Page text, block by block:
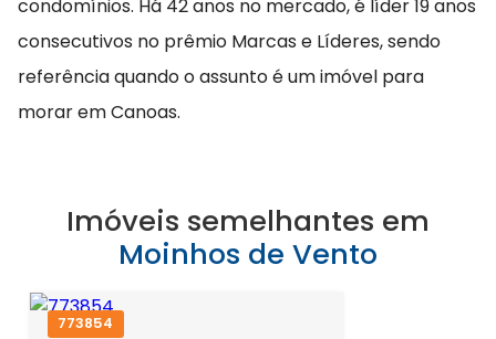
condomínios. Há 42 anos no mercado, é líder 19 anos
consecutivos no prêmio Marcas e Líderes, sendo
referência quando o assunto é um imóvel para
morar em Canoas.
Imóveis semelhantes em
Moinhos de Vento
773854